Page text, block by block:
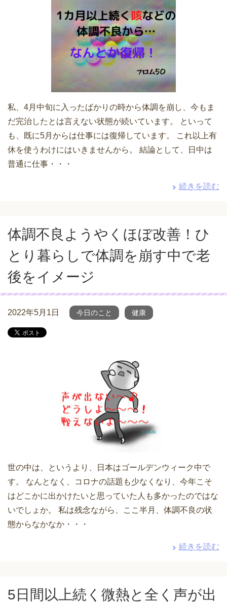
私、4月中旬に入ったばかりの時から体調を崩し、今もま
だ完治したとは言えない状態が続いています。 といって
も、既に5月からは仕事には復帰しています。 これ以上有
休を使うわけにはいきませんから。 結論として、日中は
普通に仕事・・・
続きを読む
体調不良ようやくほぼ改善！ひ
とり暮らしで体調を崩す中で老
後をイメージ
2022年5月1日 今日のこと 健康
世の中は、というより、日本はゴールデンウィーク中で
す。 なんとなく、コロナの話題も少なくなり、今年こそ
はどこかに出かけたいと思っていた人も多かったのではな
いでしょか。 私は残念ながら、ここ半月、体調不良の状
態からなかなか・・・
続きを読む
5日間以上続く微熱と全く声が出